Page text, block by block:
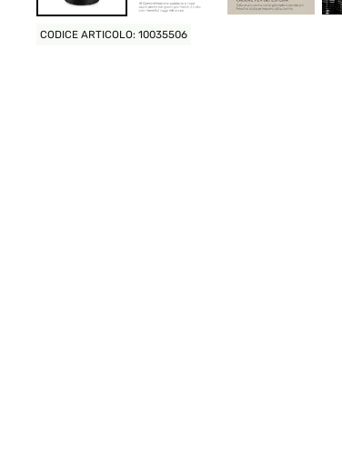
CODICE ARTICOLO: 10035506